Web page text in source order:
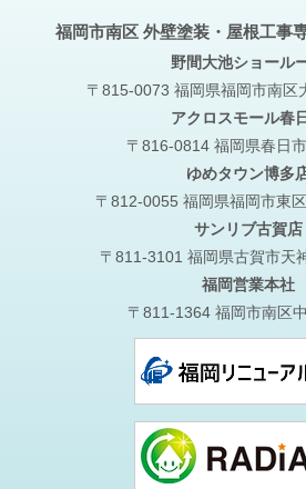
福岡市南区 外壁塗装・屋根工事
野間大池ショール
〒815-0073 福岡県福岡市南区
アクロスモール春
〒816-0814 福岡県春日
ゆめタウン博多
〒812-0055 福岡県福岡市東
サンリブ古賀店
〒811-3101 福岡県古賀市天
福岡営業本社
〒811-1364 福岡市南区